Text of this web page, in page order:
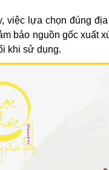
việc lựa chọn đúng
bảo nguồn gốc xuất
khi sử dụng.